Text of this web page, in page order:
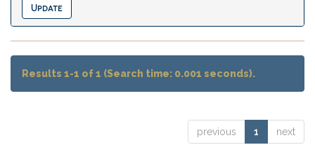
Results 1-1 of 1 (Search time: 0.001 seconds).
previous 1 next